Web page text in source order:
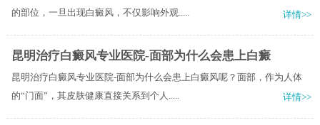
的部位，一旦出现白癜风，不仅影响外观.....
详情>>
昆明治疗白癜风专业医院-面部为什么会患上白癜
昆明治疗白癜风专业医院-面部为什么会患上白癜风呢？面部，作为人体
的“门面”，其皮肤健康直接关系到个人.....
详情>>